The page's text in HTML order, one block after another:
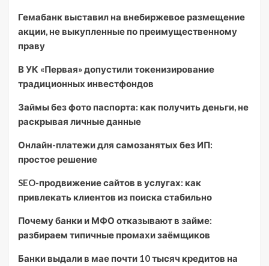
Гемабанк выставил на внебиржевое размещение
акции, не выкупленные по преимущественному
праву
В УК «Первая» допустили токенизирование
традиционных инвестфондов
Займы без фото паспорта: как получить деньги, не
раскрывая личные данные
Онлайн-платежи для самозанятых без ИП:
простое решение
SEO-продвижение сайтов в услугах: как
привлекать клиентов из поиска стабильно
Почему банки и МФО отказывают в займе:
разбираем типичные промахи заёмщиков
Банки выдали в мае почти 10 тысяч кредитов на